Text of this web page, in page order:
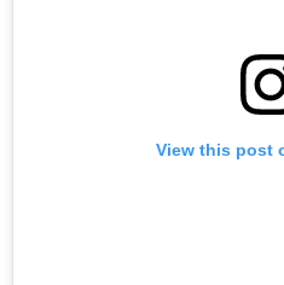
View this post